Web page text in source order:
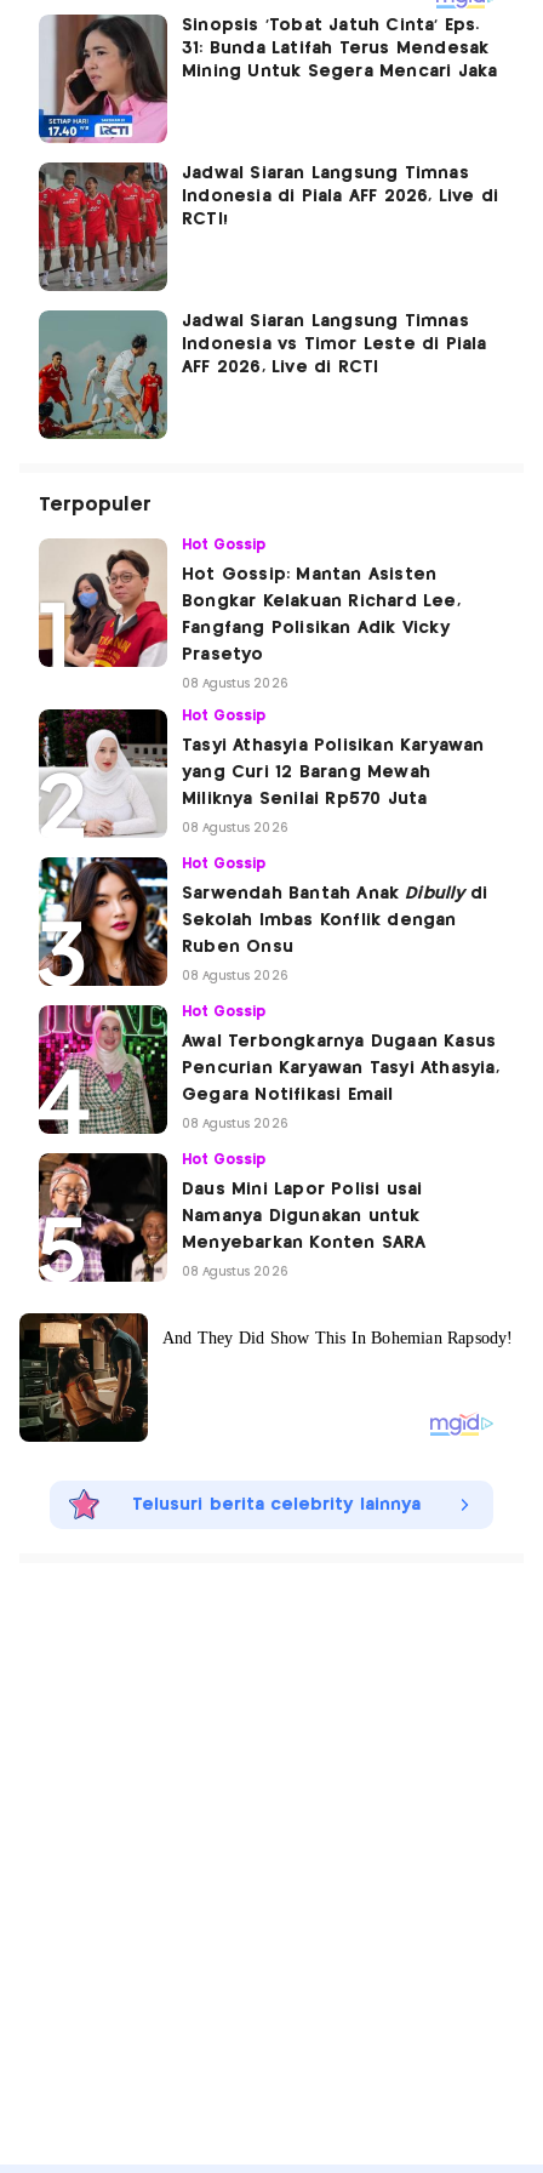
Sinopsis 'Tobat Jatuh Cinta' Eps.
31: Bunda Latifah Terus Mendesak
Mining Untuk Segera Mencari Jaka
Jadwal Siaran Langsung Timnas
Indonesia di Piala AFF 2026, Live di
RCTI!
Jadwal Siaran Langsung Timnas
Indonesia vs Timor Leste di Piala
AFF 2026, Live di RCTI
Terpopuler
Hot Gossip
Hot Gossip: Mantan Asisten
Bongkar Kelakuan Richard Lee,
Fangfang Polisikan Adik Vicky
Prasetyo
08 Agustus 2026
Hot Gossip
Tasyi Athasyia Polisikan Karyawan
yang Curi 12 Barang Mewah
Miliknya Senilai Rp570 Juta
08 Agustus 2026
Hot Gossip
Sarwendah Bantah Anak Dibullydi
Sekolah Imbas Konflik dengan
Ruben Onsu
08 Agustus 2026
Hot Gossip
Awal Terbongkarnya Dugaan Kasus
Pencurian Karyawan Tasyi Athasyia,
Gegara Notifikasi Email
08 Agustus 2026
Hot Gossip
Daus Mini Lapor Polisi usai
Namanya Digunakan untuk
Menyebarkan Konten SARA
08 Agustus 2026
Telusuri berita celebrity lainnya